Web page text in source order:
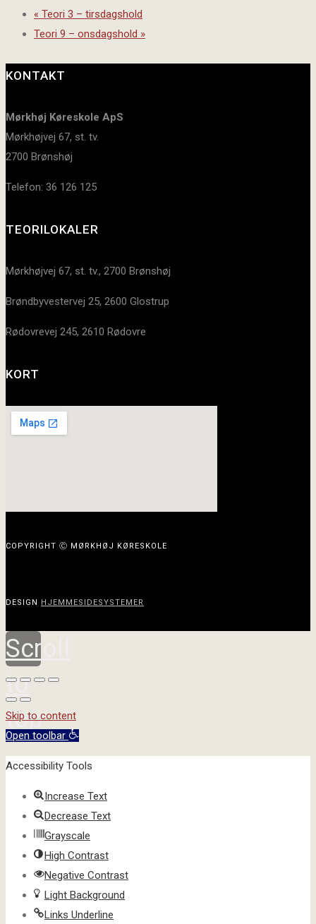
« Teori 3 – tirsdagshold
Teori 9 – onsdagshold »
KONTAKT
Mørkhøj Køreskole ApS
Mørkhøjvej 67, st. tv.
2700 Brønshøj
Telefon: 36 126 125
TEORILOKALER
Mørkhøjvej 67, st. tv., 2700 Brønshøj
Brøndbyvestervej 25, 2600 Glostrup
Rødovrevej 245, 2610 Rødovre
KORT
COPYRIGHT Ⓒ MØRKHØJ KØRESKOLE
DESIGN HJEMMESIDESYSTEMER
Scroll
to
top
Skip to content
Open toolbar
Accessibility Tools
Increase Text
Decrease Text
Grayscale
High Contrast
Negative Contrast
Light Background
Links Underline